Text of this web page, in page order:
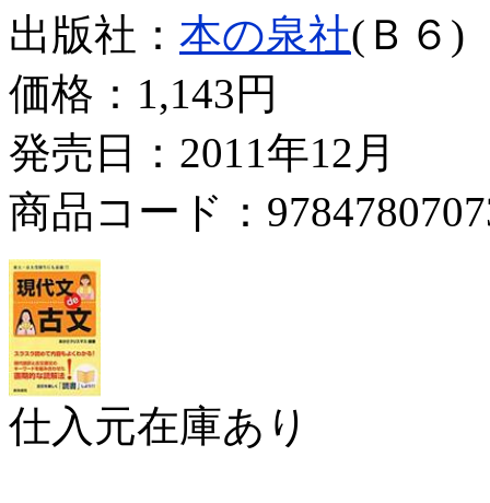
出版社： 本の泉社(Ｂ６)
価格： 1,143円
発売日：2011年12月
商品コード：
仕入元在庫あり